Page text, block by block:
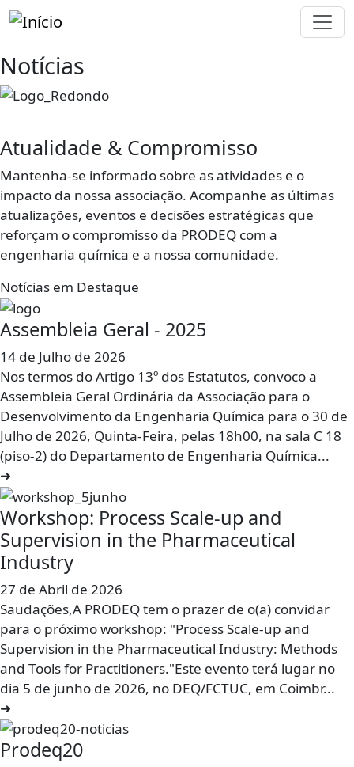
Passar para o conteúdo principal
Notícias
Imagem
Atualidade & Compromisso
Mantenha-se informado sobre as atividades e o
impacto da nossa associação. Acompanhe as últimas
atualizações, eventos e decisões estratégicas que
reforçam o compromisso da PRODEQ com a
engenharia química e a nossa comunidade.
Notícias em Destaque
Assembleia Geral - 2025
14 de Julho de 2026
Nos termos do Artigo 13º dos Estatutos, convoco a
Assembleia Geral Ordinária da Associação para o
Desenvolvimento da Engenharia Química para o 30 de
Julho de 2026, Quinta-Feira, pelas 18h00, na sala C 18
(piso-2) do Departamento de Engenharia Química...
➜
Workshop: Process Scale-up and
Supervision in the Pharmaceutical
Industry
27 de Abril de 2026
Saudações,A PRODEQ tem o prazer de o(a) convidar
para o próximo workshop: "Process Scale-up and
Supervision in the Pharmaceutical Industry: Methods
and Tools for Practitioners."Este evento terá lugar no
dia 5 de junho de 2026, no DEQ/FCTUC, em Coimbr...
➜
Prodeq20